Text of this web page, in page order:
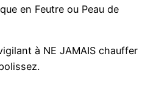
en Feutre ou Peau de
à NE JAMAIS chauffer